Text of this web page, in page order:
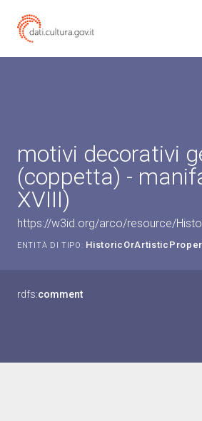
motivi decorativi
(coppetta) -
XVIII)
https://w3id.org/arco/resource/
ENTITÀ DI TIPO:
rdfs:comment